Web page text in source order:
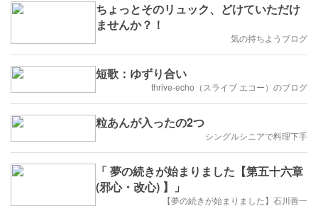
ちょっとそのリュック、どけていただけ
ませんか？！
気の持ちようブログ
短歌：ゆずり合い
thrive-echo（スライブ エコー）のブログ
粒あんが入ったの2つ
シングルシニアで料理下手
「 夢の続きが始まりました【第五十六章
(邪心・改心) 】」
【夢の続きが始まりました】石川善一